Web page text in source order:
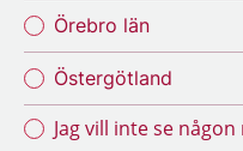
Örebro län
Östergötland
Jag vill inte se